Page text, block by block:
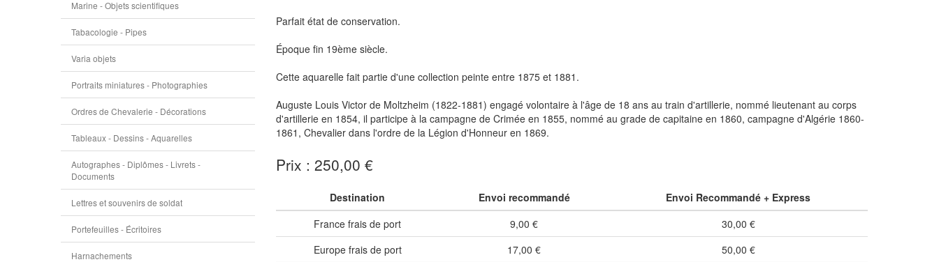
Marine - Objets scientifiques
Tabacologie - Pipes
Varia objets
Portraits miniatures - Photographies
Ordres de Chevalerie - Décorations
Tableaux - Dessins - Aquarelles
Autographes - Diplômes - Livrets -
Documents
Lettres et souvenirs de soldat
Portefeuilles - Écritoires
Harnachements
Parfait état de conservation.
Époque fin 19ème siècle.
Cette aquarelle fait partie d'une collection peinte entre 1875 et 1881.
Auguste Louis Victor de Moltzheim (1822-1881) engagé volontaire à l'âge de 18 ans au train d'artillerie, nommé lieutenant au corps
d'artillerie en 1854, il participe à la campagne de Crimée en 1855, nommé au grade de capitaine en 1860, campagne d'Algérie 1860-
1861, Chevalier dans l'ordre de la Légion d'Honneur en 1869.
Prix : 250,00 €
Destination Envoi recommandé
Envoi Recommandé + Express
France frais de port
9,00 €
30,00 €
Europe frais de port
17,00 €
50,00 €